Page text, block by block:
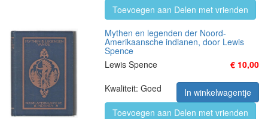
Toevoegen aan Delen met vrienden
Mythen en legenden der Noord-
Amerikaansche indianen, door Lewis
Spence
Lewis Spence
€ 10,00
Kwaliteit: Goed
In winkelwagentje
Toevoegen aan Delen met vrienden